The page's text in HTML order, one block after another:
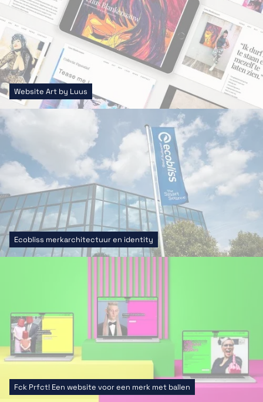
Website Art by Luus
Ecobliss merkarchitectuur en identity
Fck Prfct! Een website voor een merk met ballen